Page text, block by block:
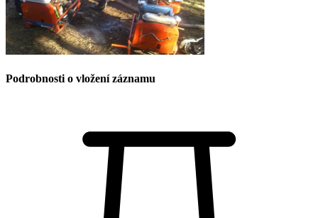
Podrobnosti o vložení záznamu